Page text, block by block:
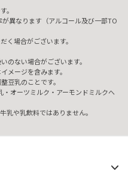
。
異なります（アルコール及び一部TO
く場合がございます。
のない場合がございます。
メージを含みます。
豆乳のことです。
・オーツミルク・アーモンドミルクへ
乳や乳飲料ではありません。